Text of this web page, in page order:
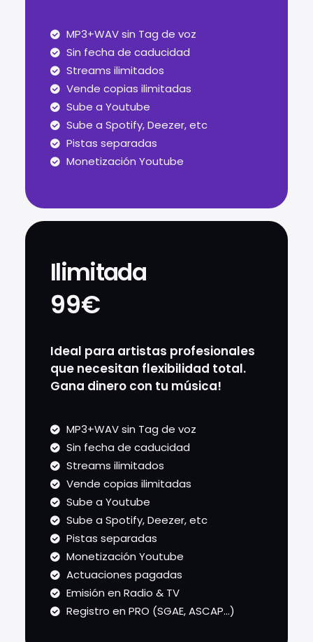
MP3+WAV sin Tag de voz
Sin fecha de caducidad
Streams ilimitados
Vende copias ilimitadas
Sube a Youtube
Sube a Spotify, Deezer, etc
Pistas separadas
Monetización Youtube
Ilimitada
99€
Ideal para artistas profesionales
que necesitan flexibilidad total.
Gana dinero con tu música!
MP3+WAV sin Tag de voz
Sin fecha de caducidad
Streams ilimitados
Vende copias ilimitadas
Sube a Youtube
Sube a Spotify, Deezer, etc
Pistas separadas
Monetización Youtube
Actuaciones pagadas
Emisión en Radio & TV
Registro en PRO (SGAE, ASCAP...)